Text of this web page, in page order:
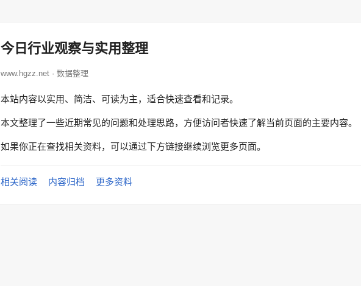
今日行业观察与实用整理
www.hgzz.net · 数据整理
本站内容以实用、简洁、可读为主，适合快速查看和记录。
本文整理了一些近期常见的问题和处理思路，方便访问者快速了解当前页面的主要内容。
如果你正在查找相关资料，可以通过下方链接继续浏览更多页面。
相关阅读 内容归档 更多资料